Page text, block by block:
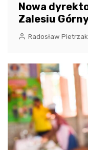
Nowa
Zalesiu
Radosław Pietrzak